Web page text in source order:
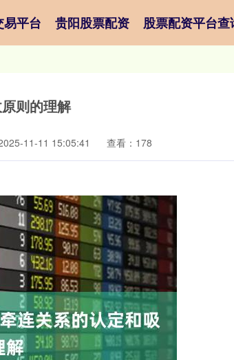
平台 贵阳股票配资 股票配资平台查
则的理解
11-11 15:05:41 查看：178